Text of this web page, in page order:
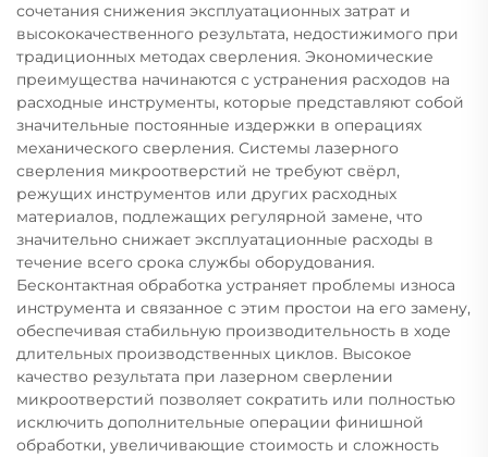
сочетания снижения эксплуатационных затрат и
высококачественного результата, недостижимого при
традиционных методах сверления. Экономические
преимущества начинаются с устранения расходов на
расходные инструменты, которые представляют собой
значительные постоянные издержки в операциях
механического сверления. Системы лазерного
сверления микроотверстий не требуют свёрл,
режущих инструментов или других расходных
материалов, подлежащих регулярной замене, что
значительно снижает эксплуатационные расходы в
течение всего срока службы оборудования.
Бесконтактная обработка устраняет проблемы износа
инструмента и связанное с этим простои на его замену,
обеспечивая стабильную производительность в ходе
длительных производственных циклов. Высокое
качество результата при лазерном сверлении
микроотверстий позволяет сократить или полностью
исключить дополнительные операции финишной
обработки, увеличивающие стоимость и сложность